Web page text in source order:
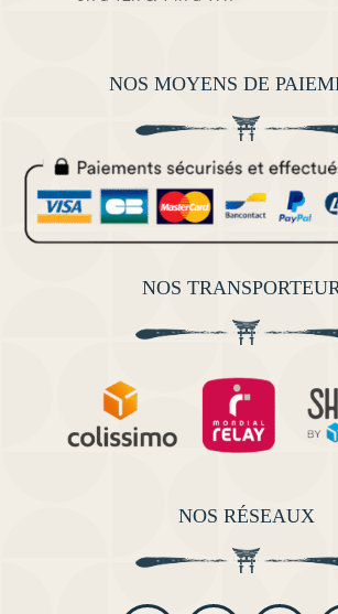
NOS MOYENS DE
NOS
NOS RÉSEAUX